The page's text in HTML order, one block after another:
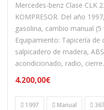
Mercedes-benz Clase CLK
KOMPRESOR. Del año
gasolina, cambio manual (5
Equipamiento: Tapicería de
salpicadero de madera,
acondicionado, radio,
4.200,00€
1997 Manual